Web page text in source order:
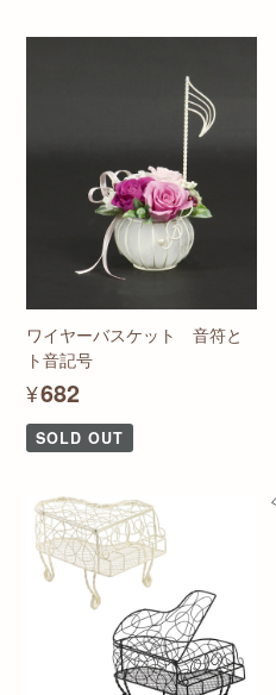
ワイヤーバスケット 音符と
ト音記号
¥682
SOLD OUT